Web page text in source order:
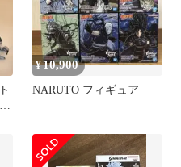
¥10,900
NARUTO フィギュア